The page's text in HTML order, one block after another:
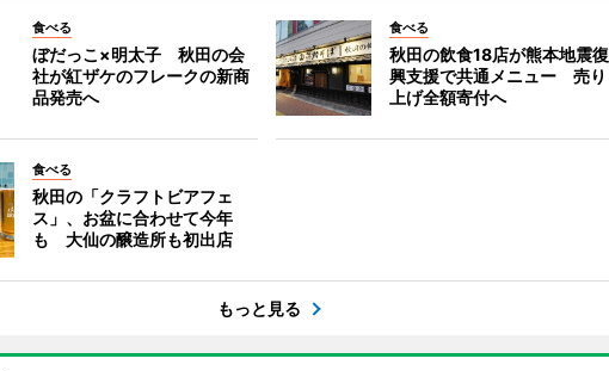
食べる
ぼだっこ×明太子 秋田の会
社が紅ザケのフレークの新商
品発売へ
食べる
秋田の飲食18店が熊本地震復
興支援で共通メニュー 売り
上げ全額寄付へ
食べる
秋田の「クラフトビアフェ
ス」、お盆に合わせて今年
も 大仙の醸造所も初出店
もっと見る